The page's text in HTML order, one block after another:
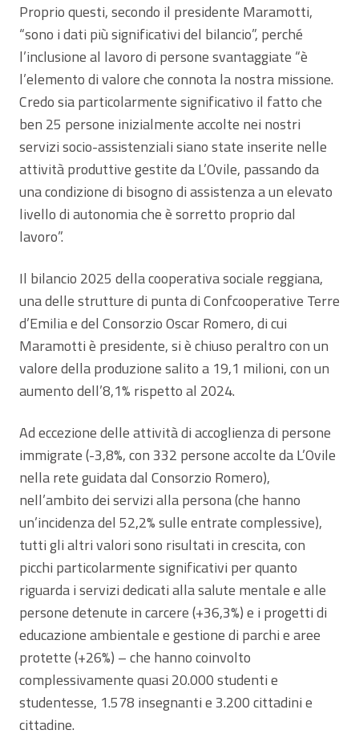
Proprio questi, secondo il presidente Maramotti,
“sono i dati più significativi del bilancio”, perché
l’inclusione al lavoro di persone svantaggiate “è
l’elemento di valore che connota la nostra missione.
Credo sia particolarmente significativo il fatto che
ben 25 persone inizialmente accolte nei nostri
servizi socio-assistenziali siano state inserite nelle
attività produttive gestite da L’Ovile, passando da
una condizione di bisogno di assistenza a un elevato
livello di autonomia che è sorretto proprio dal
lavoro”.
Il bilancio 2025 della cooperativa sociale reggiana,
una delle strutture di punta di Confcooperative Terre
d’Emilia e del Consorzio Oscar Romero, di cui
Maramotti è presidente, si è chiuso peraltro con un
valore della produzione salito a 19,1 milioni, con un
aumento dell’8,1% rispetto al 2024.
Ad eccezione delle attività di accoglienza di persone
immigrate (-3,8%, con 332 persone accolte da L’Ovile
nella rete guidata dal Consorzio Romero),
nell’ambito dei servizi alla persona (che hanno
un’incidenza del 52,2% sulle entrate complessive),
tutti gli altri valori sono risultati in crescita, con
picchi particolarmente significativi per quanto
riguarda i servizi dedicati alla salute mentale e alle
persone detenute in carcere (+36,3%) e i progetti di
educazione ambientale e gestione di parchi e aree
protette (+26%) – che hanno coinvolto
complessivamente quasi 20.000 studenti e
studentesse, 1.578 insegnanti e 3.200 cittadini e
cittadine.